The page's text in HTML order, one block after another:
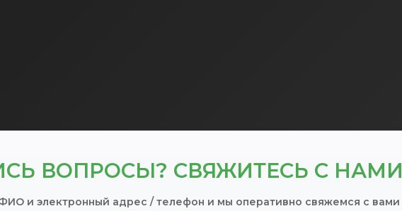
ВОПРОСЫ? СВЯЖИТЕСЬ С НАМИ
и электронный адрес / телефон и мы оперативно свяжемся с вами